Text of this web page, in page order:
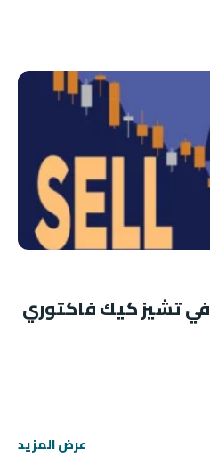
تحليل صفقة Insider في تشيز كيك فاكتوري
عرض المزيد